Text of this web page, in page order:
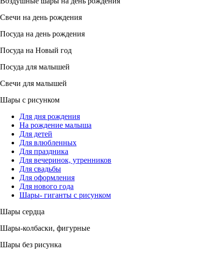
Свечи на день рождения
Посуда на день рождения
Посуда на Новый год
Посуда для малышей
Свечи для малышей
Шары с рисунком
Для дня рождения
На рождение малыша
Для детей
Для влюбленных
Для праздника
Для вечеринок, утренников
Для свадьбы
Для оформления
Для нового года
Шары- гиганты с рисунком
Шары сердца
Шары-колбаски, фигурные
Шары без рисунка